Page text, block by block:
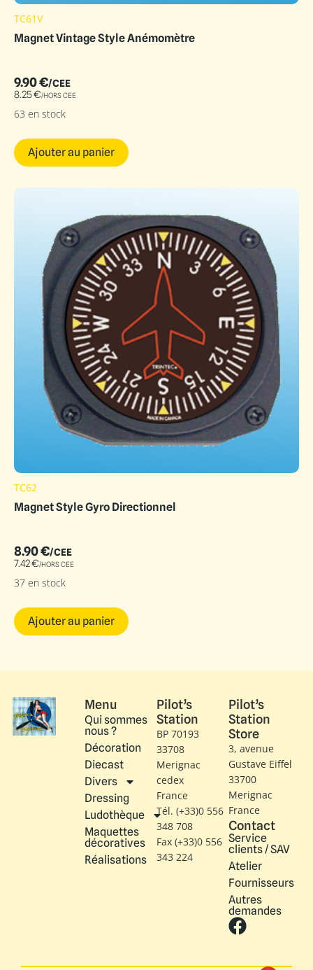
TC61V
Magnet Vintage Style Anémomètre
9.90€/CEE
8.25€/HORS CEE
63 en stock
Ajouter au panier
TC62
Magnet Style Gyro Directionnel
8.90€/CEE
7.42€/HORS CEE
37 en stock
Ajouter au panier
Menu
Qui sommes
nous ?
Décoration
Diecast
Divers
Dressing
Ludothèque
Maquettes
décoratives
Réalisations
Pilot’s
Station
BP 70193
33708
Merignac
cedex
France
Tél. (+33)0 556
348 708
Fax (+33)0 556
343 224
Pilot’s
Station
Store
3, avenue
Gustave Eiffel​
33700
Merignac
France
Contact
Service
clients / SAV
Atelier
Fournisseurs
Autres
demandes